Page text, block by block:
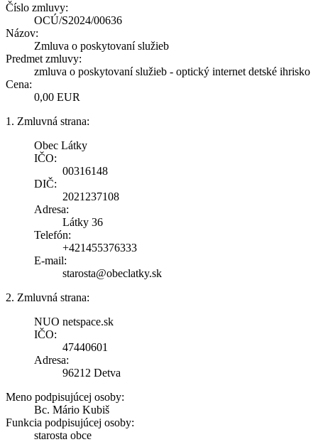
Číslo zmluvy:
OCÚ/S2024/00636
Názov:
Zmluva o poskytovaní služieb
Predmet zmluvy:
zmluva o poskytovaní služieb - optický internet detské ihrisko
Cena:
0,00 EUR
1. Zmluvná strana:
Obec Látky
IČO:
00316148
DIČ:
2021237108
Adresa:
Látky 36
Telefón:
+421455376333
E-mail:
starosta@obeclatky.sk
2. Zmluvná strana:
NUO netspace.sk
IČO:
47440601
Adresa:
96212 Detva
Meno podpisujúcej osoby:
Bc. Mário Kubiš
Funkcia podpisujúcej osoby:
starosta obce